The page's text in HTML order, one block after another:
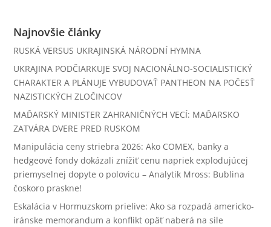
Najnovšie články
RUSKÁ VERSUS UKRAJINSKÁ NÁRODNÍ HYMNA
UKRAJINA PODČIARKUJE SVOJ NACIONÁLNO-SOCIALISTICKÝ
CHARAKTER A PLÁNUJE VYBUDOVAŤ PANTHEON NA POČESŤ
NAZISTICKÝCH ZLOČINCOV
MAĎARSKÝ MINISTER ZAHRANIČNÝCH VECÍ: MAĎARSKO
ZATVÁRA DVERE PRED RUSKOM
Manipulácia ceny striebra 2026: Ako COMEX, banky a
hedgeové fondy dokázali znížiť cenu napriek explodujúcej
priemyselnej dopyte o polovicu – Analytik Mross: Bublina
čoskoro praskne!
Eskalácia v Hormuzskom prielive: Ako sa rozpadá americko-
iránske memorandum a konflikt opäť naberá na sile